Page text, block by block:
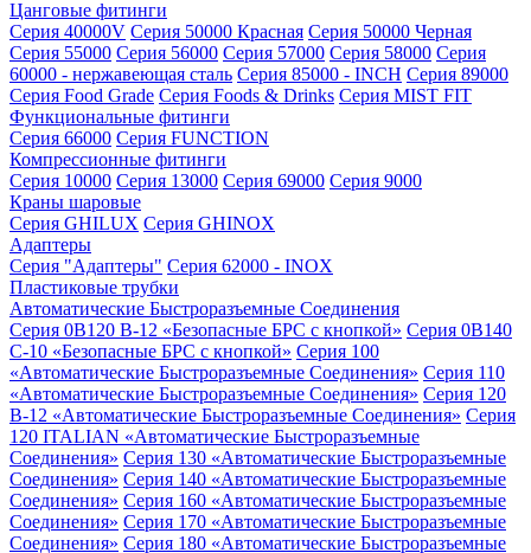
Цанговые фитинги
Серия 40000V Серия 50000 Красная Серия 50000 Черная
Серия 55000 Серия 56000 Серия 57000 Серия 58000 Серия
60000 - нержавеющая сталь Серия 85000 - INCH Серия 89000
Серия Food Grade Серия Foods & Drinks Серия MIST FIT
Функциональные фитинги
Серия 66000 Серия FUNCTION
Компрессионные фитинги
Серия 10000 Серия 13000 Серия 69000 Серия 9000
Краны шаровые
Серия GHILUX Серия GHINOX
Адаптеры
Серия "Адаптеры" Серия 62000 - INOX
Пластиковые трубки
Автоматические Быстроразъемные Соединения
Серия 0B120 B-12 «Безопасные БРС с кнопкой» Серия 0B140
C-10 «Безопасные БРС с кнопкой» Серия 100
«Автоматические Быстроразъемные Соединения» Серия 110
«Автоматические Быстроразъемные Соединения» Серия 120
B-12 «Автоматические Быстроразъемные Соединения» Серия
120 ITALIAN «Автоматические Быстроразъемные
Соединения» Серия 130 «Автоматические Быстроразъемные
Соединения» Серия 140 «Автоматические Быстроразъемные
Соединения» Серия 160 «Автоматические Быстроразъемные
Соединения» Серия 170 «Автоматические Быстроразъемные
Соединения» Серия 180 «Автоматические Быстроразъемные